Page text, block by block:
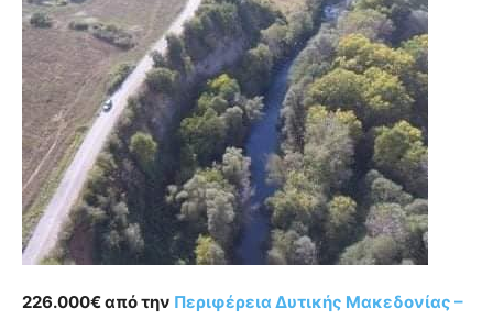
226.000€ από την Περιφέρεια Δυτικής Μακεδονίας –